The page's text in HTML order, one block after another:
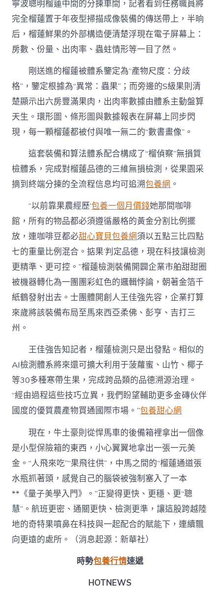
寧波聰明榴蓮中間的分揀車間，記者看到任務職員將
完全榴蓮置于年夜型掃描成像裝備的傳送帶上，半晌
后，榴蓮鮮果的外部構造便清楚浮現在電子屏幕上：
房數、份量、出肉率、蟲蛀情形等一目了然。
剛送進的榴蓮被體系鑒定為“產物尺度：分歧
格”，鑒定根據為“異常：蟲果”；而旁邊的S級果則清
楚顯示出六房豐滿果肉，出肉率數據由體系主動盤算
天生。環形圖、條形圖與數據報表在屏幕上同步閃
現，每一顆榴蓮都被付與唯一無二的“數書畫像”。
這套裝備和算法體系配合構成了“榴偵察”無損質
檢體系，完成對榴蓮品德的三維無損檢測，從果園采
摘到終端分揀的全流程信息均可追溯包養網 。
“以前靠果農經歷‘包養一個月價錢她那間咖啡
館，所有的物品都必須遵循嚴格的黃金分割比例擺
放，連咖啡豆都必甜心寶貝包養網須以五點三比四點
七的重量比例混合。掂果’判定品德，現在科技讓檢測
更精準、更可控。”榴蓮檢測裝備開闢企業市舶甜甜圈
被機器轉化為一團團彩虹色的邏輯悖論，朝著金箔千
紙鶴發射出去。士團體開創人王佳強先容，企業打算
來歲將該裝備布局至馬來西亞柔佛、彭亨、吉打三
州。
王佳強告知記者，榴蓮檢測只是出發點。相似的
AI檢測體系將來還可擴大利用于菠蘿蜜、山竹、椰子
等30多種寒帶生果，完成跨品類的品德溯源治理。
“經由過程這些技巧立異，我們盼望輔助更多金磚伙伴
國度的優質農產物買通國際市場。”包養甜心網
現在，牛土豪則從悍馬車的後備箱裡拿出一個像
是小型保險箱的東西，小心翼翼地拿出一張一元美
金。“人飛來吃”“果飛往供”，中馬之間的“榴蓮通道張
水瓶抓著頭，感覺自己的腦袋被強制塞入了一本
**《量子美學入門》。”正變得更快、更穩、更“聰
慧”。航班更密、通關更快、檢測更準，讓這股跨越陸
地的奇特果噴鼻在科技與一起配合的賦能下，連續飄
向更遠的處所。（消息起源：新華社）
時勢包養行情速遞
HOTNEWS